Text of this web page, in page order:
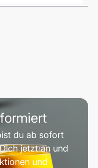
du ab sofort
jetzt an und
und